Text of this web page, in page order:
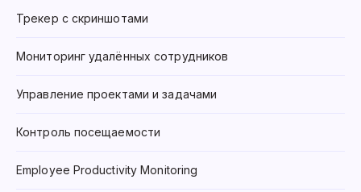
Трекер с скриншотами
Мониторинг удалённых сотрудников
Управление проектами и задачами
Контроль посещаемости
Employee Productivity Monitoring